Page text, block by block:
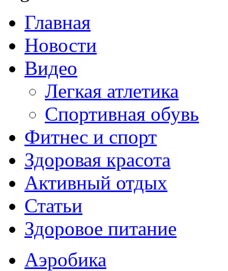
Главная
Новости
Видео
Легкая атлетика
Спортивная обувь
Фитнес и спорт
Здоровая красота
Активный отдых
Статьи
Здоровое питание
Аэробика